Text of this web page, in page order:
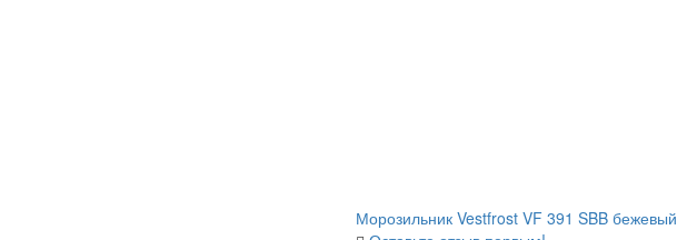
Морозильник Vestfrost VF 391 SBB бежевый